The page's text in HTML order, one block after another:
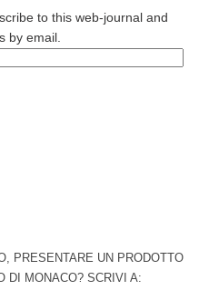
to this web-journal and
by email.
PRESENTARE UN PRODOTTO
DI MONACO? SCRIVI A: